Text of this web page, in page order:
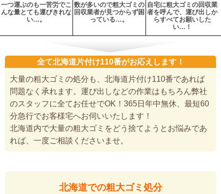
一つ運ぶのも一苦労でこ
んな量とても運びきれな
い…。
数が多いので粗大ゴミの
回収業者が見つからず困
っている…。
自宅に粗大ゴミの回収業
者を呼んで、運び出しか
らすべてお願いした
い…！
全て北海道片付け110番がお応えします！
大量の粗大ゴミの処分も、北海道片付け110番であれば
問題なく承れます。運び出しなどの作業はもちろん弊社
のスタッフに全てお任せでOK！365日年中無休、最短60
分急行でお客様宅へお伺いいたします！
北海道内で大量の粗大ゴミをどう捨てようとお悩みであ
れば、一度ご相談くださいませ。
北海道での粗大ゴミ処分